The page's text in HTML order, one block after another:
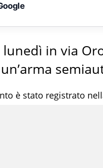
in via
è stato registrato